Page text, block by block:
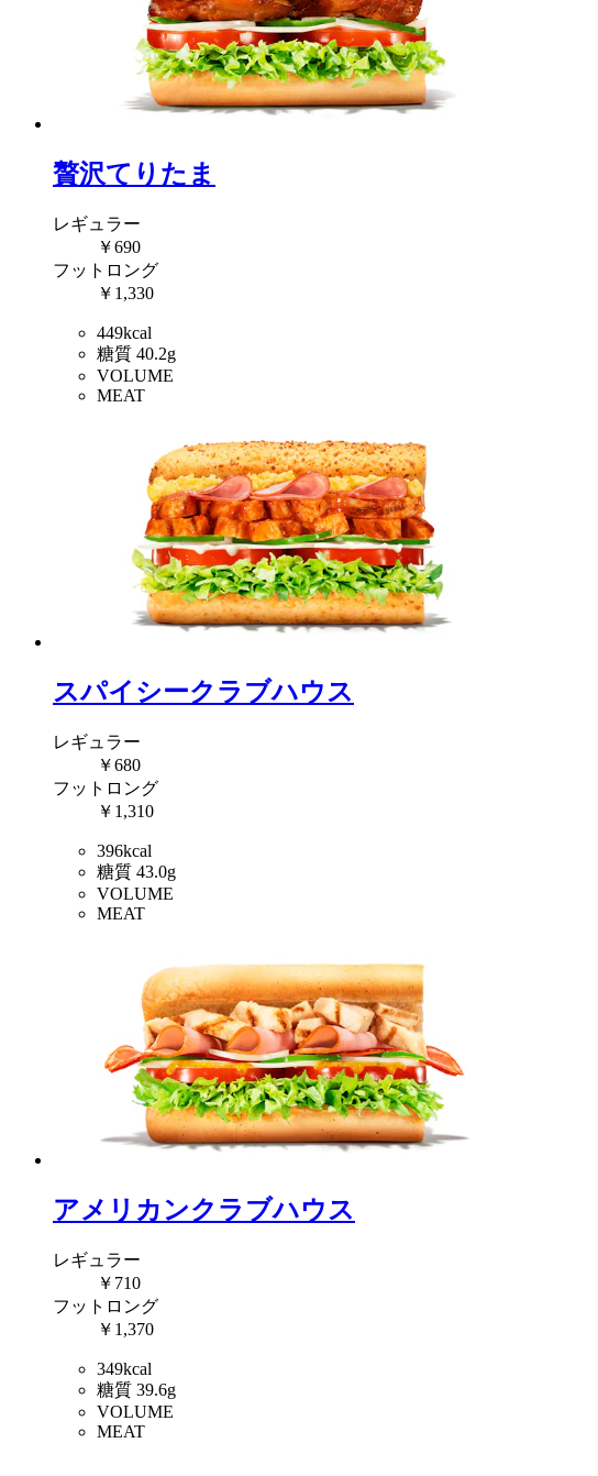
贅沢てりたま
レギュラー
￥690
フットロング
￥1,330
449kcal
糖質 40.2g
VOLUME
MEAT
スパイシークラブハウス
レギュラー
￥680
フットロング
￥1,310
396kcal
糖質 43.0g
VOLUME
MEAT
アメリカンクラブハウス
レギュラー
￥710
フットロング
￥1,370
349kcal
糖質 39.6g
VOLUME
MEAT